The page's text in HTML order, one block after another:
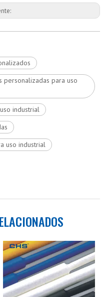
personalizadas para uso
industrial
uso industrial